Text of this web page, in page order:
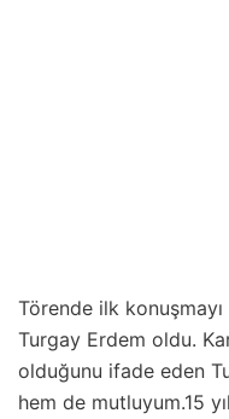
Törende ilk
Turgay Erdem oldu.
olduğunu ifade eden
hem de mutluyum.15